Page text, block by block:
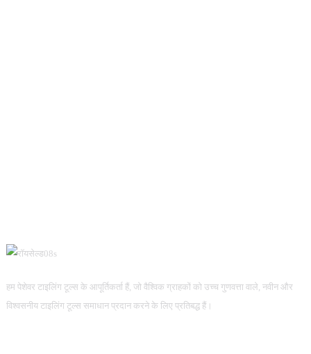
हम पेशेवर टाइलिंग टूल्स के आपूर्तिकर्ता हैं, जो वैश्विक ग्राहकों को उच्च गुणवत्ता वाले, नवीन और
विश्वसनीय टाइलिंग टूल्स समाधान प्रदान करने के लिए प्रतिबद्ध हैं।